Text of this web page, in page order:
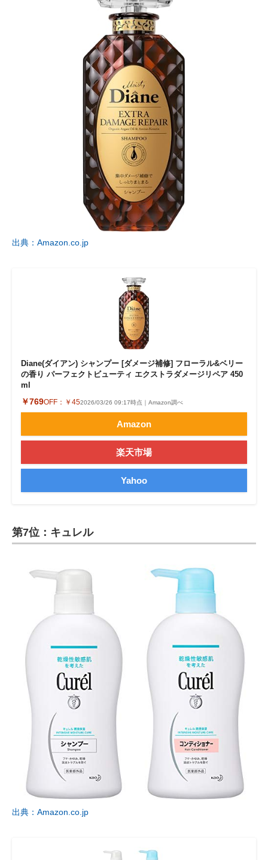
出典：Amazon.co.jp
Diane(ダイアン) シャンプー [ダメージ補修] フローラル&ベリー
の香り パーフェクトビューティ エクストラダメージリペア 450
ml
￥769OFF： ￥452026/03/26 09:17時点｜Amazon調べ
Amazon
楽天市場
Yahoo
第7位：キュレル
出典：Amazon.co.jp